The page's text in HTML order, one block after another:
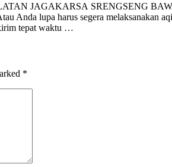
JAGAKARSA SRENGSENG
Anda lupa harus segera melaksanakan
tepat waktu …
*